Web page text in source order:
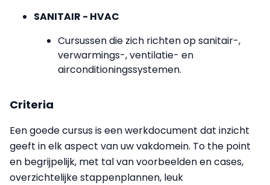
SANITAIR - HVAC
Cursussen die zich richten op sanitair-,
verwarmings-, ventilatie- en
airconditioningssystemen.
Criteria
Een goede cursus is een werkdocument dat inzicht
geeft in elk aspect van uw vakdomein. To the point
en begrijpelijk, met tal van voorbeelden en cases,
overzichtelijke stappenplannen, leuk